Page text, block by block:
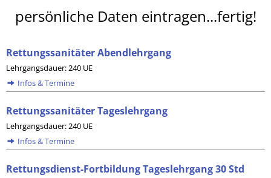
persönliche Daten eintragen...fertig!
Rettungssanitäter Abendlehrgang
Lehrgangsdauer: 240 UE
Infos & Termine
Rettungssanitäter Tageslehrgang
Lehrgangsdauer: 240 UE
Infos & Termine
Rettungsdienst-Fortbildung Tageslehrgang 30 Std